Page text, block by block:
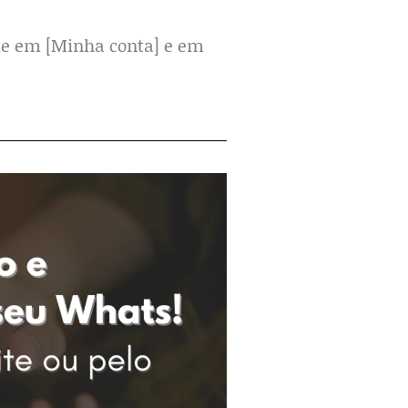
em [Minha conta] e em